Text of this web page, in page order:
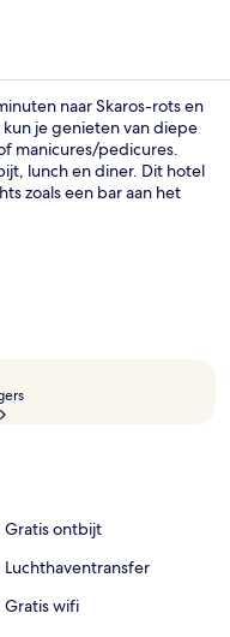
naar Skaros-rots en
je genieten van diepe
manicures/pedicures.
lunch en diner. Dit hotel
zoals een bar aan het
enthousiast over het
i
e
b
Gratis ontbijt
Luchthaventransfer
Gratis wifi